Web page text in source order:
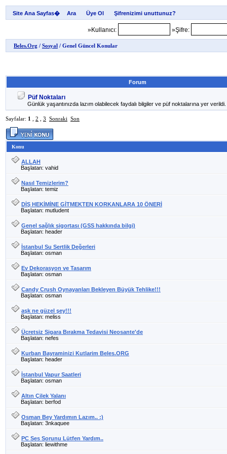
Site Ana Sayfas�
»Kullanıcı: »Şifre:
Beles.Org / Sosyal / Genel Güncel Konular
Forum
Püf Noktaları
Günlük yaşantınızda lazım olabilecek faydalı bilgiler ve püf noktalarına yer verildi.
Sayfalar: 1 2 3 Sonraki Son
Konu
ALLAH
Başlatan: vahid
Nasıl Temizlerim?
Başlatan: temiz
DİŞ HEKİMİNE GİTMEKTEN KORKANLARA 10 ÖNERİ
Başlatan: mutludent
Genel sağlık sigortası (GSS hakkında bilgi)
Başlatan: header
İstanbul Su Sertlik Değerleri
Başlatan: osman
Ev Dekorasyon ve Tasarım
Başlatan: osman
Candy Crush Oynayanları Bekleyen Büyük Tehlike!!!
Başlatan: osman
aşk ne güzel şey!!!
Başlatan: meliss
Ücretsiz Sigara Bırakma Tedavisi Neosante'de
Başlatan: nefes
Kurban Bayraminizi Kutlarim Beles.ORG
Başlatan: header
İstanbul Vapur Saatleri
Başlatan: osman
Altın Çilek Yalanı
Başlatan: berfod
Osman Bey Yardımın Lazım.. :)
Başlatan: 3nkaquee
PC Ses Sorunu Lütfen Yardım..
Başlatan: liewithme